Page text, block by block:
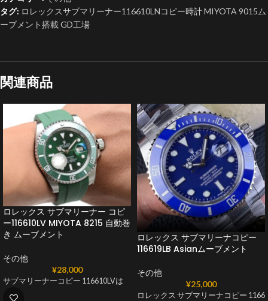
タグ: ロレックスサブマリーナー116610LNコピー時計 MIYOTA 9015ム
ーブメント搭載 GD工場
関連商品
ロレックス サブマリーナー コピ
ー116610LV MIYOTA 8215 自動巻
き ムーブメント
その他
¥28,000
サブマリーナーコピー 116610LVは
ロレックス サブマリーナコピー
116619LB Asianムーブメント
その他
¥25,000
ロレックス サブマリーナコピー 1166